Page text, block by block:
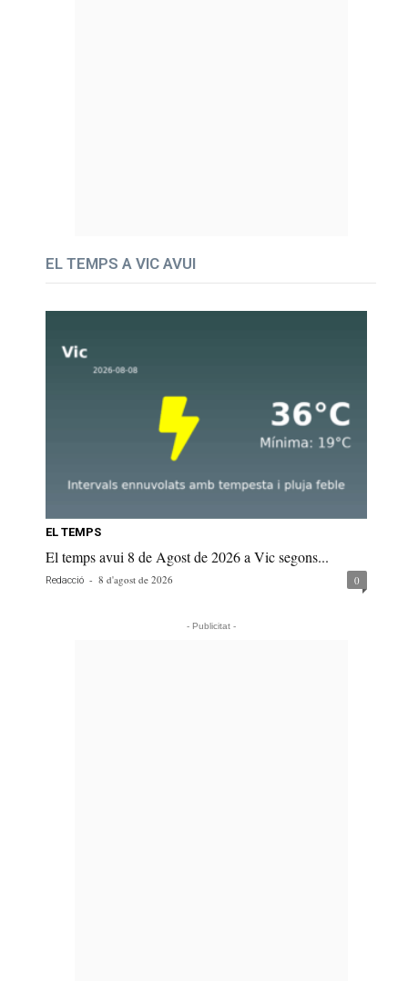
EL TEMPS A VIC AVUI
EL TEMPS
El temps avui 8 de Agost de 2026 a Vic segons...
Redacció - 8 d'agost de 2026 0
- Publicitat -